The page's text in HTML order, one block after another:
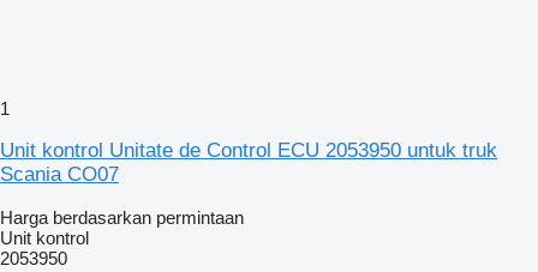
1
Unit kontrol Unitate de Control ECU 2053950 untuk truk
Scania CO07
Harga berdasarkan permintaan
Unit kontrol
2053950